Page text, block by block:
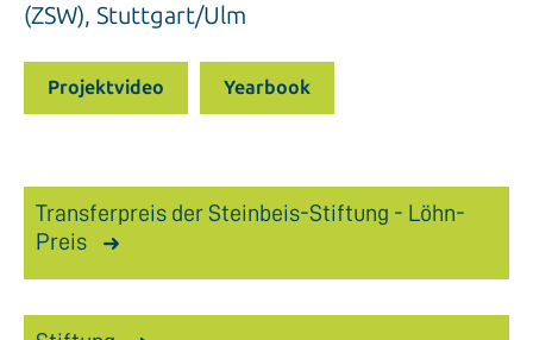
(ZSW), Stuttgart/Ulm
Projektvideo Yearbook
Transferpreis der Steinbeis-Stiftung - Löhn-
Preis